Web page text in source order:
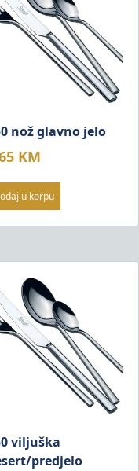
nož glavno jelo
KM
u korpu
viljuška
predjelo